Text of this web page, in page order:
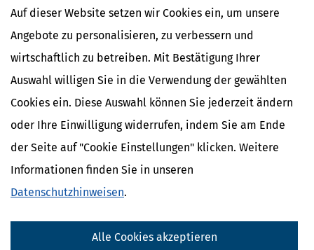
Auf dieser Website setzen wir Cookies ein, um unsere
Angebote zu personalisieren, zu verbessern und
wirtschaftlich zu betreiben. Mit Bestätigung Ihrer
Auswahl willigen Sie in die Verwendung der gewählten
Cookies ein. Diese Auswahl können Sie jederzeit ändern
oder Ihre Einwilligung widerrufen, indem Sie am Ende
der Seite auf "Cookie Einstellungen" klicken. Weitere
Informationen finden Sie in unseren
Datenschutzhinweisen.
Alle Cookies akzeptieren
Mindestlohn
Abschlagszahlung
Anwesenheitsprämien